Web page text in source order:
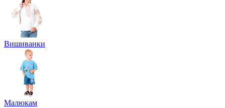
Вишиванки
Малюкам